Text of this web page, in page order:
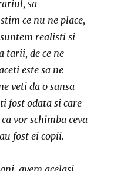
sa
ce nu ne place,
realisti si
tarii, de ce ne
este sa ne
veti da o sansa
fost odata si care
vor schimba ceva
fost ei copii.